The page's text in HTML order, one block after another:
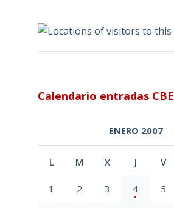
Calendario entradas CBE
ENERO 2007
L M X J V
1 2 3 4 5